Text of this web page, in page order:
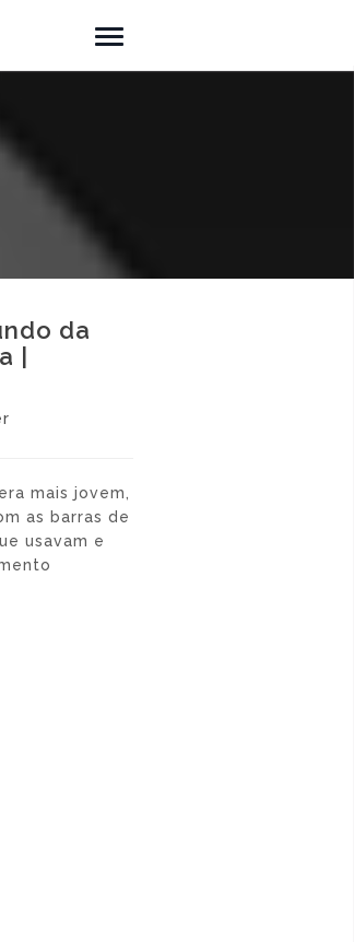
da
|
mais jovem,
as barras de
usavam e